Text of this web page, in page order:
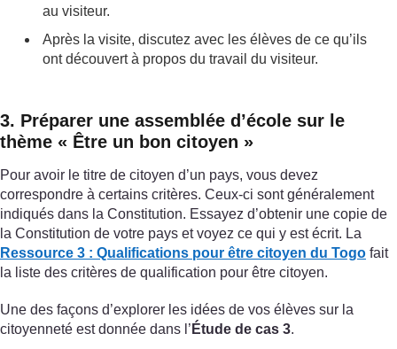
au visiteur.
Après la visite, discutez avec les élèves de ce qu’ils
ont découvert à propos du travail du visiteur.
3. Préparer une assemblée d’école sur le
thème « Être un bon citoyen »
Pour avoir le titre de citoyen d’un pays, vous devez
correspondre à certains critères. Ceux-ci sont généralement
indiqués dans la Constitution. Essayez d’obtenir une copie de
la Constitution de votre pays et voyez ce qui y est écrit. La
Ressource 3 : Qualifications pour être citoyen du Togo fait
la liste des critères de qualification pour être citoyen.
Une des façons d’explorer les idées de vos élèves sur la
citoyenneté est donnée dans l’ Étude de cas 3.